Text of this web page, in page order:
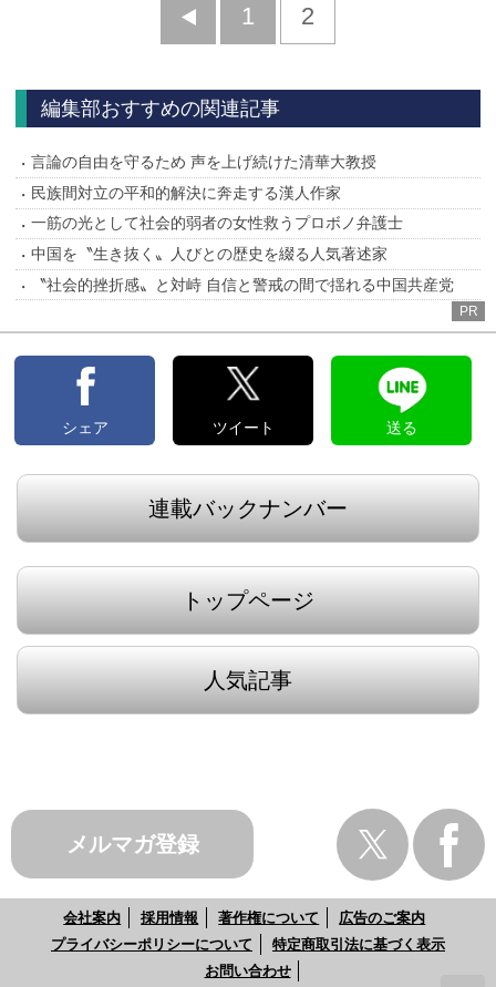
前
1 2
編集部おすすめの関連記事
言論の自由を守るため 声を上げ続けた清華大教授
民族間対立の平和的解決に奔走する漢人作家
一筋の光として社会的弱者の女性救うプロボノ弁護士
中国を〝生き抜く〟人びとの歴史を綴る人気著述家
〝社会的挫折感〟と対峙 自信と警戒の間で揺れる中国共産党
PR
シェア ツイート 送る
連載バックナンバー
トップページ
人気記事
メルマガ登録
会社案内 採用情報 著作権について
広告のご案内
プライバシーポリシーについて
特定商取引法に基づく表示
お問い合わせ